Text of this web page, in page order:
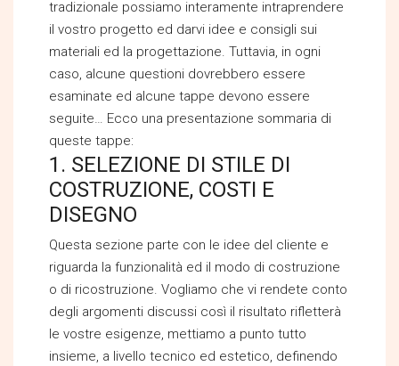
tradizionale possiamo interamente intraprendere
il vostro progetto ed darvi idee e consigli sui
materiali ed la progettazione. Tuttavia, in ogni
caso, alcune questioni dovrebbero essere
esaminate ed alcune tappe devono essere
seguite… Ecco una presentazione sommaria di
queste tappe:
1. SELEZIONE DI STILE DI
COSTRUZIONE, COSTI E
DISEGNO
Questa sezione parte con le idee del cliente e
riguarda la funzionalità ed il modo di costruzione
o di ricostruzione. Vogliamo che vi rendete conto
degli argomenti discussi così il risultato rifletterà
le vostre esigenze, mettiamo a punto tutto
insieme, a livello tecnico ed estetico, definendo